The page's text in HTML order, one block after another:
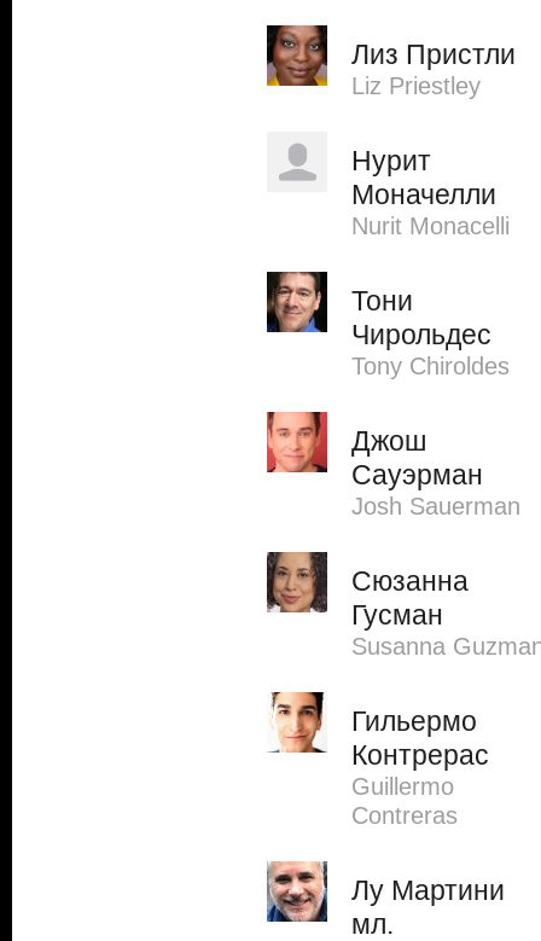
Лиз Пристли
Liz Priestley
Нурит
Моначелли
Nurit Monacelli
Тони
Чирольдес
Tony Chiroldes
Джош
Сауэрман
Josh Sauerman
Сюзанна
Гусман
Susanna
Гильермо
Контрерас
Guillermo
Contreras
Лу Мартини
мл.